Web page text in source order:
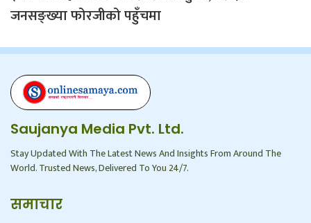
जनसङ्ख्या फोरजीको पहुँचमा
Saujanya Media Pvt. Ltd.
Stay Updated With The Latest News And Insights From Around The
World. Trusted News, Delivered To You 24/7.
समाचार